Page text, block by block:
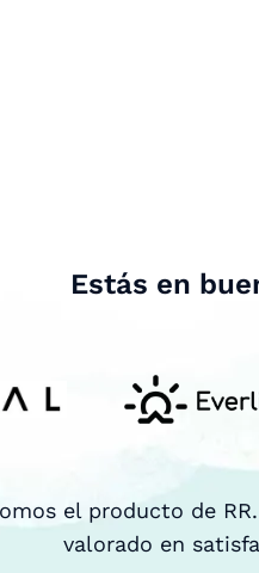
Estás en
el producto de
valorado en